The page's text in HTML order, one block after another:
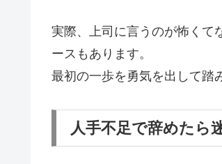
実際、上司に言うのが怖くて
ースもあります。
最初の一歩を勇気を出して踏
人手不足で辞めたら